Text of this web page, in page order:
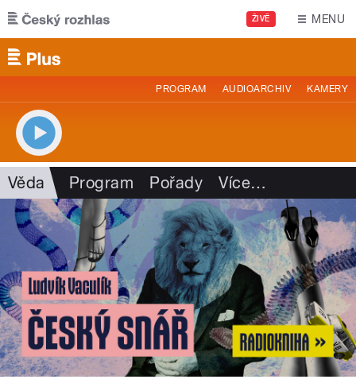
Přejít k hlavnímu obsahu
ŽIVĚ MENU
PROGRAM AUDIOARCHIV KAMERY
Věda Program Pořady Více…